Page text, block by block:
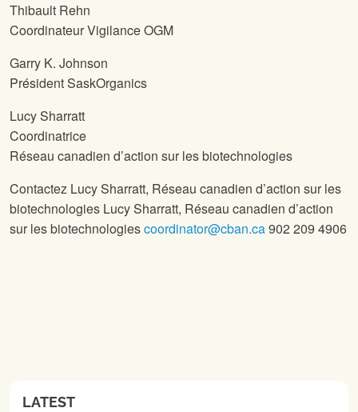
Thibault Rehn
Coordinateur Vigilance OGM
Garry K. Johnson
Président SaskOrganics
Lucy Sharratt
Coordinatrice
Réseau canadien d’action sur les biotechnologies
Contactez Lucy Sharratt, Réseau canadien d’action sur les
biotechnologies Lucy Sharratt, Réseau canadien d’action
sur les biotechnologiescoordinator@cban.ca902 209 4906
LATEST